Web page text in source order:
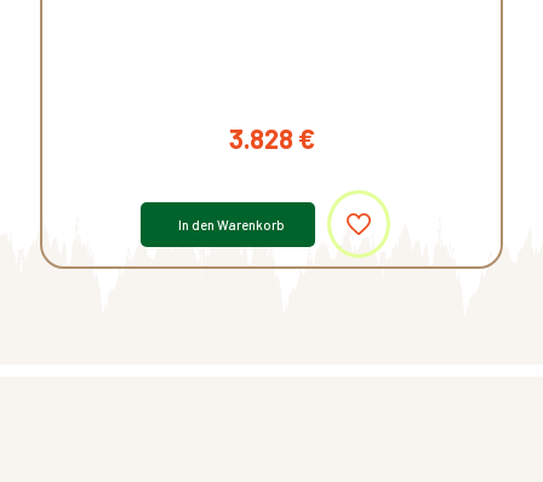
3.828 €
In den Warenkorb